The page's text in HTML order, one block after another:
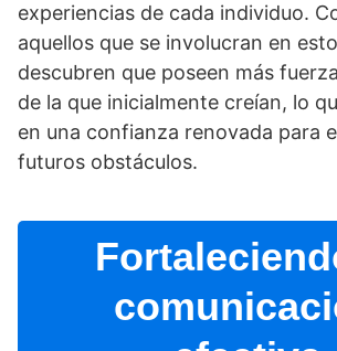
experiencias de cada individuo.
aquellos que se involucran en
descubren que poseen más
de la que inicialmente creí­an, lo
en una confianza renovada para
futuros obstáculos.